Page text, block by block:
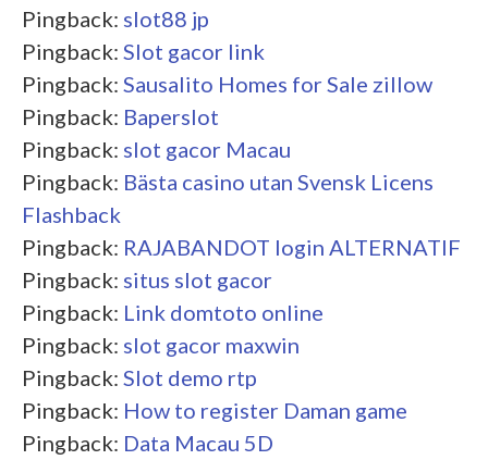
Pingback: slot88 jp
Pingback: Slot gacor link
Pingback: Sausalito Homes for Sale zillow
Pingback: Baperslot
Pingback: slot gacor Macau
Pingback: Bästa casino utan Svensk Licens
Flashback
Pingback: RAJABANDOT login ALTERNATIF
Pingback: situs slot gacor
Pingback: Link domtoto online
Pingback: slot gacor maxwin
Pingback: Slot demo rtp
Pingback: How to register Daman game
Pingback: Data Macau 5D